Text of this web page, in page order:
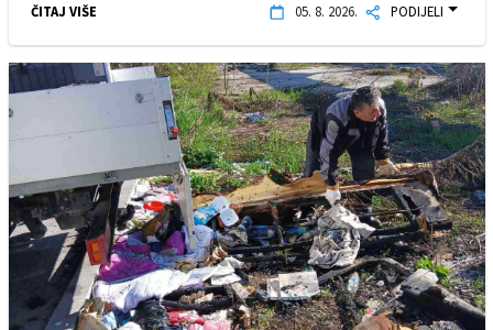
ČITAJ VIŠE 05. 8. 2026. PODIJELI